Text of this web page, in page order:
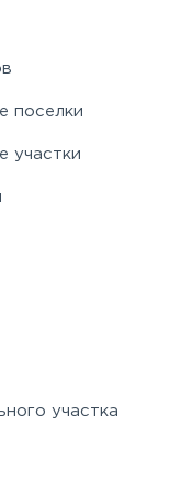
поселки
участки
участка